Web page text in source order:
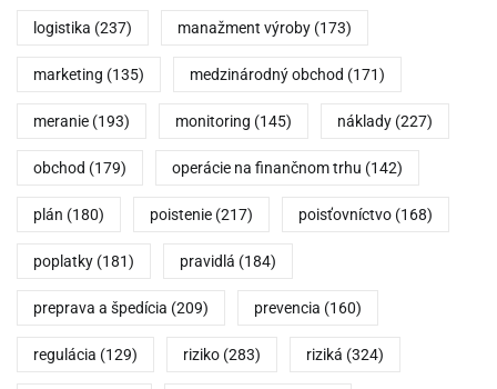
logistika (237) manažment výroby (173)
marketing (135) medzinárodný obchod (171)
meranie (193) monitoring (145) náklady (227)
obchod (179) operácie na finančnom trhu (142)
plán (180) poistenie (217) poisťovníctvo (168)
poplatky (181) pravidlá (184)
preprava a špedícia (209) prevencia (160)
regulácia (129) riziko (283) riziká (324)